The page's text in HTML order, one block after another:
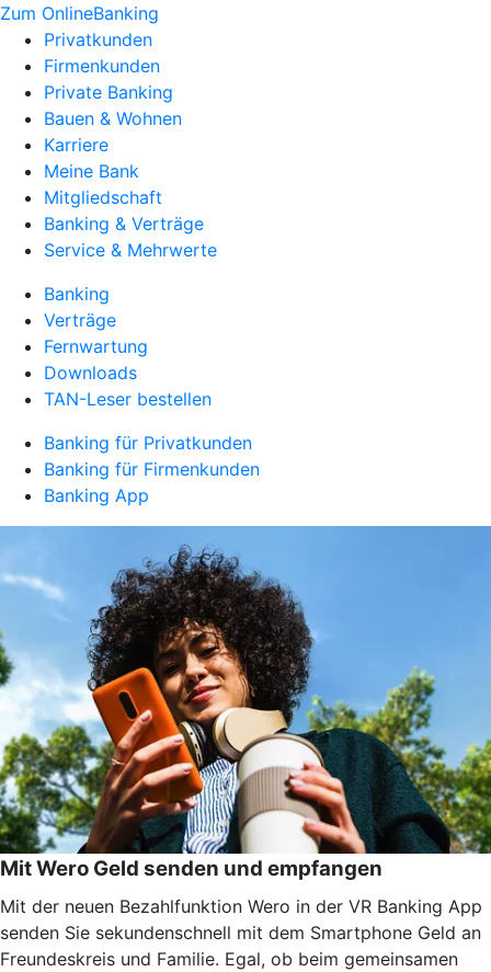
Zum OnlineBanking
Privatkunden
Firmenkunden
Private Banking
Bauen & Wohnen
Karriere
Meine Bank
Mitgliedschaft
Banking & Verträge
Service & Mehrwerte
Banking
Verträge
Fernwartung
Downloads
TAN-Leser bestellen
Banking für Privatkunden
Banking für Firmenkunden
Banking App
Mit Wero Geld senden und empfangen
Mit der neuen Bezahlfunktion Wero in der VR Banking App
senden Sie sekundenschnell mit dem Smartphone Geld an
Freundeskreis und Familie. Egal, ob beim gemeinsamen